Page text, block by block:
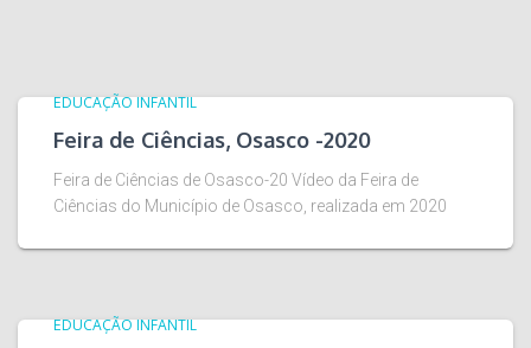
EDUCAÇÃO INFANTIL
Feira de Ciências, Osasco -2020
Feira de Ciências de Osasco-20 Vídeo da Feira de
Ciências do Município de Osasco, realizada em 2020
EDUCAÇÃO INFANTIL